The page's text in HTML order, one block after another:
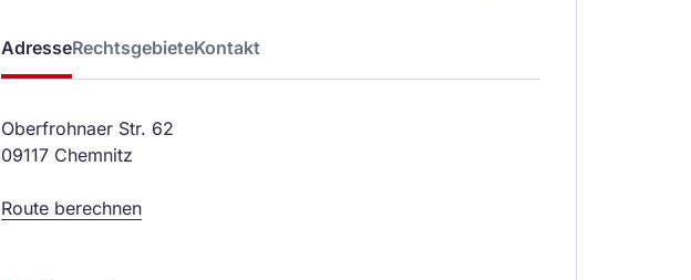
AdresseRechtsgebieteKontakt
Oberfrohnaer Str. 62
09117 Chemnitz
Route berechnen